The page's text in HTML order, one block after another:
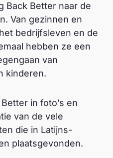
Back Better naar de
Van gezinnen en
bedrijfsleven en de
hebben ze een
van
kinderen.
in foto’s en
van de vele
die in Latijns-
plaatsgevonden.